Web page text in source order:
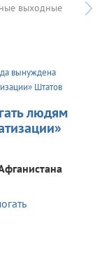
выходные
вынуждена
Штатов
людям